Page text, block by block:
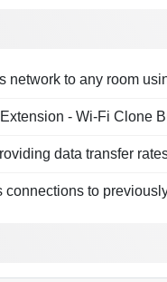
network to any room
- Wi-Fi Clone
data transfer
connections to